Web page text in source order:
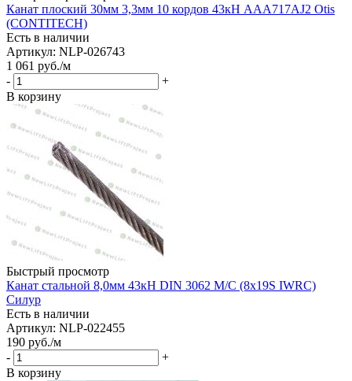
Канат плоский 30мм 3,3мм 10 кордов 43кН AAA717AJ2 Otis
(CONTITECH)
Есть в наличии
Артикул: NLP-026743
1 061 руб./м
-
+
В корзину
Быстрый просмотр
Канат стальной 8,0мм 43кН DIN 3062 М/С (8х19S IWRC)
Силур
Есть в наличии
Артикул: NLP-022455
190 руб./м
-
+
В корзину